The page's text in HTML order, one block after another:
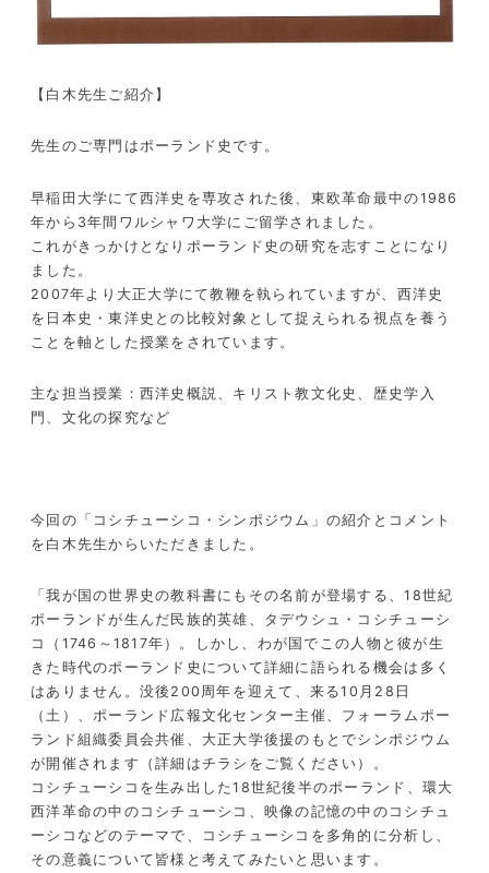
【白木先生ご紹介】
先生のご専門はポーランド史です。
早稲田大学にて西洋史を専攻された後、東欧革命最中の1986
年から 3年間ワルシャワ大学にご留学されました。
これがきっかけとなりポーランド史の研究を志すことになり
ました。
2007年より大正大学にて教鞭を執られていますが、西洋史
を日本史・東洋史との比較対象として捉えられる視点を養う
ことを軸とした授業をされています。
主な担当授業：西洋史概説、キリスト教文化史、歴史学入
門、文化の探究など
今回の「コシチューシコ・シンポジウム」の紹介とコメント
を白木先生からいただきました。
「我が国の世界史の教科書にもその名前が登場する、18世紀
ポーランドが生んだ民族的英雄、タデウシュ・コシチューシ
コ（ 1746 ～ 1817年）。しかし、わが国でこの人物と彼が生
きた時代のポーランド史について詳細に語られる機会は多く
はありません。没後 200 周年を迎えて、来る10 月 28 日
（土）、ポーランド広報文化センター主催、フォーラムポー
ランド組織委員会共催、大正大学後援のもとでシンポジウム
が開催されます（詳細はチラシをご覧ください）。
コシチューシコを生み出した18世紀後半のポーランド、環大
西洋革命の中のコシチューシコ、映像の記憶の中のコシチュ
ーシコなどのテーマで、コシチューシコを多角的に分析し、
その意義について皆様と考えてみたいと思います。